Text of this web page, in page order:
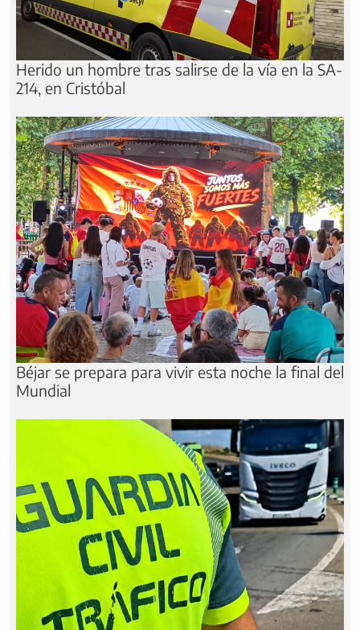
Herido un hombre tras salirse de la vía en la SA-
214, en Cristóbal
Béjar se prepara para vivir esta noche la final del
Mundial